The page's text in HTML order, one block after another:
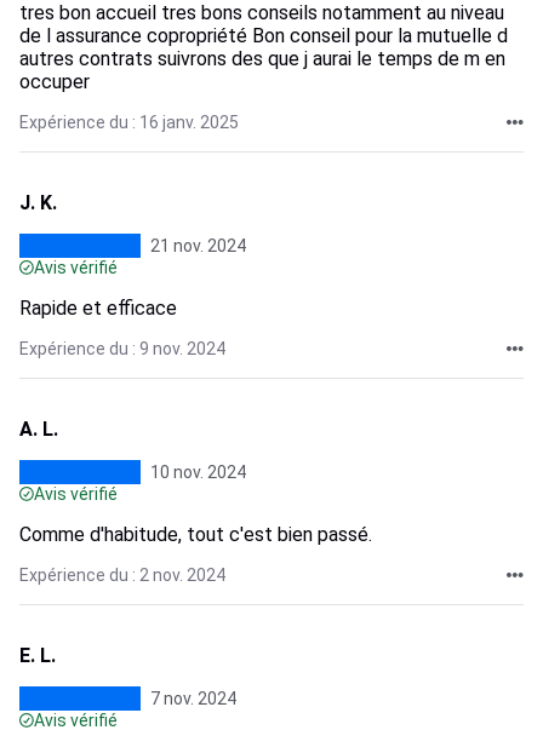
tres bon accueil tres bons conseils notamment au niveau
de l assurance copropriété Bon conseil pour la mutuelle d
autres contrats suivrons des que j aurai le temps de m en
occuper
Expérience du : 16 janv. 2025
J. K.
21 nov. 2024
Avis vérifié
Rapide et efficace
Expérience du : 9 nov. 2024
A. L.
10 nov. 2024
Avis vérifié
Comme d'habitude, tout c'est bien passé.
Expérience du : 2 nov. 2024
E. L.
7 nov. 2024
Avis vérifié